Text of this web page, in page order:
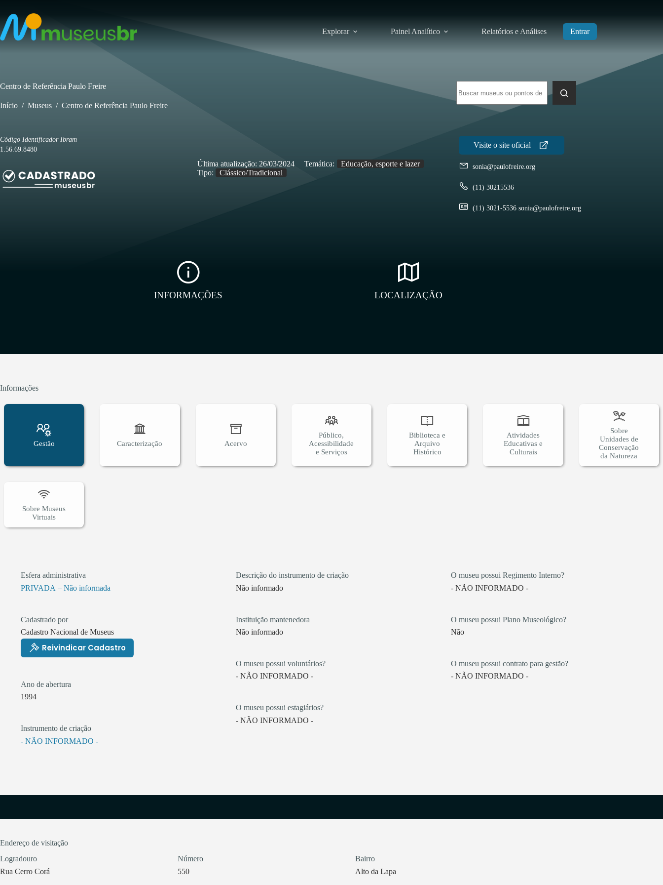
para
conteúdo
Explorar Painel Analítico Relatórios e Análises Entrar
resultados
Centro de Referência Paulo Freire
Início / Museus / Centro de Referência Paulo Freire
Código Identificador Ibram
1.56.69.8480
sonia@paulofreire.org
(11) 30215536
(11) 3021-5536 sonia@paulofreire.org
Última atualização: 26/03/2024 Temática:
Educação, esporte e lazer
Tipo:
Clássico/Tradicional
INFORMAÇÕES LOCALIZAÇÃO
Informações
Gestão
Esfera administrativa
PRIVADA – Não informada
Cadastrado por
Cadastro Nacional de Museus
Reivindicar Cadastro
Ano de abertura
1994
Instrumento de criação
- NÃO INFORMADO -
Descrição do instrumento de criação
Não informado
Instituição mantenedora
Não informado
O museu possui voluntários?
- NÃO INFORMADO -
O museu possui estagiários?
- NÃO INFORMADO -
O museu possui Regimento Interno?
- NÃO INFORMADO -
O museu possui Plano Museológico?
Não
O museu possui contrato para gestão?
- NÃO INFORMADO -
Caracterização Acervo
Público,
Acessibilidade
e Serviços
Biblioteca e
Arquivo
Histórico
Atividades
Educativas e
Culturais
Sobre
Unidades de
Conservação
da Natureza
Sobre Museus
Virtuais
Endereço de visitação
Logradouro
Rua Cerro Corá
Número
550
Bairro
Alto da Lapa